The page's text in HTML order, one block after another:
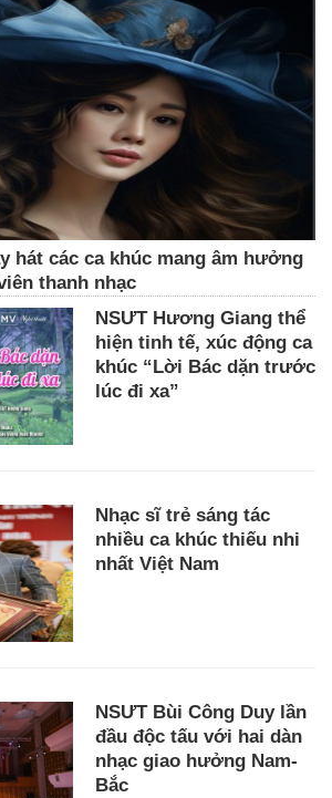
hát các ca khúc mang âm hưởng
thanh nhạc
NSƯT Hương Giang thể
hiện tinh tế, xúc động ca
khúc “Lời Bác dặn trước
lúc đi xa”
Nhạc sĩ trẻ sáng tác
nhiều ca khúc thiếu nhi
nhất Việt Nam
NSƯT Bùi Công Duy lần
đầu độc tấu với hai dàn
nhạc giao hưởng Nam-
Bắc